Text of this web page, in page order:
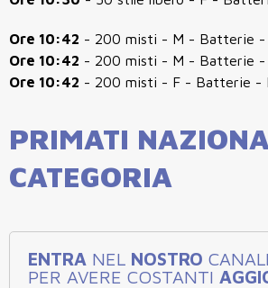
Ore 10:42 - 200 misti - M - Batterie -
Ore 10:42 - 200 misti - M - Batterie -
Ore 10:42 - 200 misti - F - Batterie -
PRIMATI
CATEGORIA
ENTRA NEL NOSTRO
PER AVERE COSTANTI